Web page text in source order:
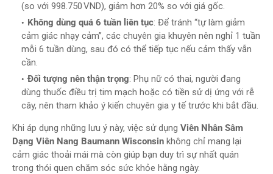
(so với 998.750 VND), giảm hơn 20% so với giá gốc.
Không dùng quá 6 tuần liên tục: Để tránh “tự làm giảm
cảm giác nhạy cảm”, các chuyên gia khuyên nên nghỉ 1 tuần
mỗi 6 tuần dùng, sau đó có thể tiếp tục nếu cảm thấy vẫn
cần.
Đối tượng nên thận trọng: Phụ nữ có thai, người đang
dùng thuốc điều trị tim mạch hoặc có tiền sử dị ứng với rễ
cây, nên tham khảo ý kiến chuyên gia y tế trước khi bắt đầu.
Khi áp dụng những lưu ý này, việc sử dụng Viên Nhân Sâm
Dạng Viên Nang Baumann Wisconsin không chỉ mang lại
cảm giác thoải mái mà còn giúp bạn duy trì sự nhất quán
trong thói quen chăm sóc sức khỏe hằng ngày.